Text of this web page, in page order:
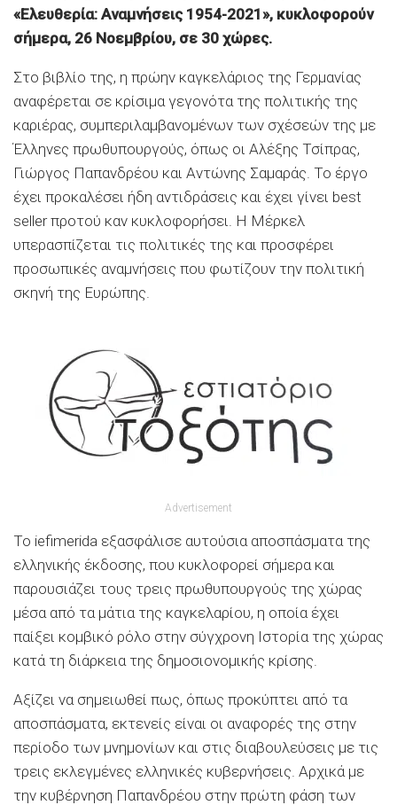
«Ελευθερία: Αναμνήσεις 1954-2021», κυκλοφορούν
σήμερα, 26 Νοεμβρίου, σε 30 χώρες.
Στο βιβλίο της, η πρώην καγκελάριος της Γερμανίας
αναφέρεται σε κρίσιμα γεγονότα της πολιτικής της
καριέρας, συμπεριλαμβανομένων των σχέσεών της με
Έλληνες πρωθυπουργούς, όπως οι Αλέξης Τσίπρας,
Γιώργος Παπανδρέου και Αντώνης Σαμαράς. Το έργο
έχει προκαλέσει ήδη αντιδράσεις και έχει γίνει best
seller προτού καν κυκλοφορήσει. Η Μέρκελ
υπερασπίζεται τις πολιτικές της και προσφέρει
προσωπικές αναμνήσεις που φωτίζουν την πολιτική
σκηνή της Ευρώπης.
Advertisement
Το iefimerida εξασφάλισε αυτούσια αποσπάσματα της
ελληνικής έκδοσης, που κυκλοφορεί σήμερα και
παρουσιάζει τους τρεις πρωθυπουργούς της χώρας
μέσα από τα μάτια της καγκελαρίου, η οποία έχει
παίξει κομβικό ρόλο στην σύγχρονη Ιστορία της χώρας
κατά τη διάρκεια της δημοσιονομικής κρίσης.
Αξίζει να σημειωθεί πως, όπως προκύπτει από τα
αποσπάσματα, εκτενείς είναι οι αναφορές της στην
περίοδο των μνημονίων και στις διαβουλεύσεις με τις
τρεις εκλεγμένες ελληνικές κυβερνήσεις. Αρχικά με
την κυβέρνηση Παπανδρέου στην πρώτη φάση των